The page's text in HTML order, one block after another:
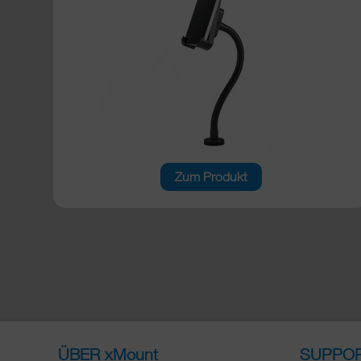
Zum Produkt
ÜBER xMount